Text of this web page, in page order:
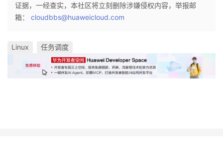
证据，一经查实，本社区将立刻删除涉嫌侵权内容，举报邮
箱： cloudbbs@huaweicloud.com
Linux 任务调度